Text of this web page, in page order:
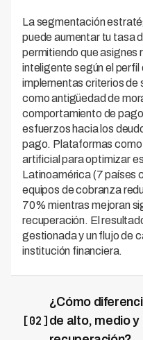
La segmentación
puede aumentar tu tasa
permitiendo que asignes
inteligente según el perfil
implementas criterios
como antigüedad de
comportamiento de
esfuerzos hacia los
pago. Plataformas
artificial para optimizar
Latinoamérica (7 países
equipos de cobranza
70% mientras mejoran
recuperación. El
gestionada y un flujo de
institución financiera.
[02]
¿Cómo
de alto, medio